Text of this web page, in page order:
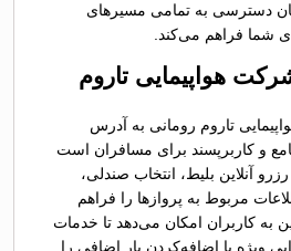
دسترسی به تمامی مسیرهای
شما فراهم می‌کند.
هواپیمایی تاروم
تاروم رومانی به آدرس
و کاربرپسند برای مسافران است
آنلاین بلیط، انتخاب صندلی،
مربوط به پروازها را فراهم
به کاربران امکان می‌دهد تا خدمات
ویژه یا اضافه‌کردن بار اضافی را